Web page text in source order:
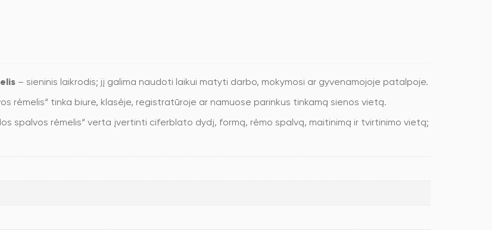
– sieninis laikrodis; jį galima naudoti laikui matyti darbo, mokymosi ar gyvenamojoje patalpoje.
rėmelis“ tinka biure, klasėje, registratūroje ar namuose parinkus tinkamą sienos vietą.
spalvos rėmelis“ verta įvertinti ciferblato dydį, formą, rėmo spalvą, maitinimą ir tvirtinimo vietą;